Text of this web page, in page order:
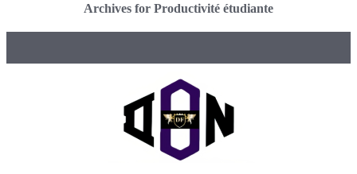
Archives for Productivité étudiante